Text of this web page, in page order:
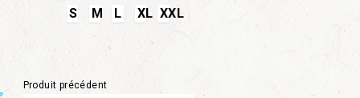
S M L XL XXL
Produit précédent